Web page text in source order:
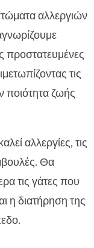
γίνεται
σε γάτες
αλλεργιών
της γάτας
αλλεργίες
αλλεργιών
προστατευμένες
τις
ποιότητα ζωής
αλλεργίες, τις
Θα
τις γάτες που
η διατήρηση της